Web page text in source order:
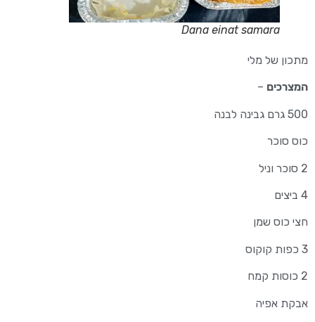
Dana einat samara
מתכון של מלי
המצרכים –
500 גרם גבינה לבנה
כוס סוכר
2 סוכר וניל
4 ביצים
חצי כוס שמן
3 כפות קוקוס
2 כוסות קמח
אבקת אפיה